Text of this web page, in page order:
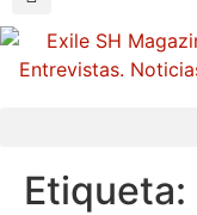
Etiqueta: